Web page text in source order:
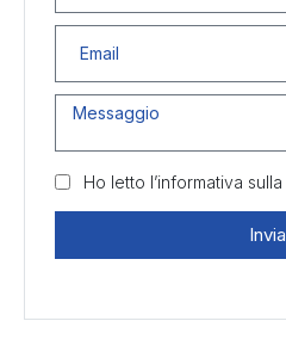
Ho letto l’informativa sulla
Invia